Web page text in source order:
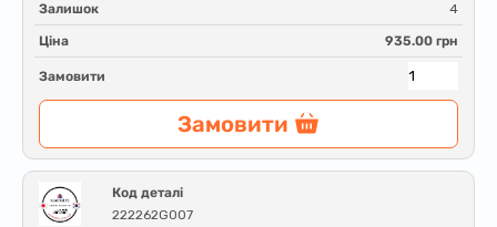
Залишок 4
Ціна 935.00 грн
Замовити
Замовити
Код деталі
222262G007